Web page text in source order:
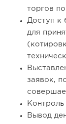
торгов
Доступ к
для
заявок,
Вывод